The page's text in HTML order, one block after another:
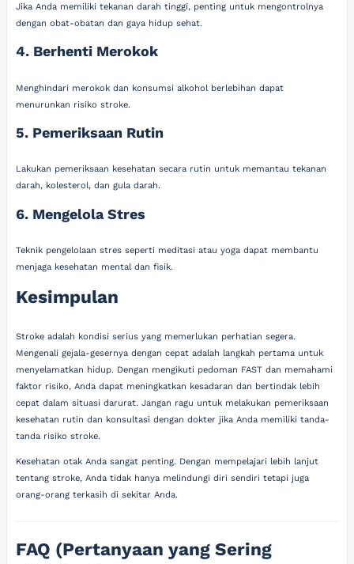
Jika Anda memiliki tekanan darah tinggi, penting untuk mengontrolnya
dengan obat-obatan dan gaya hidup sehat.
4. Berhenti Merokok
Menghindari merokok dan konsumsi alkohol berlebihan dapat
menurunkan risiko stroke.
5. Pemeriksaan Rutin
Lakukan pemeriksaan kesehatan secara rutin untuk memantau tekanan
darah, kolesterol, dan gula darah.
6. Mengelola Stres
Teknik pengelolaan stres seperti meditasi atau yoga dapat membantu
menjaga kesehatan mental dan fisik.
Kesimpulan
Stroke adalah kondisi serius yang memerlukan perhatian segera.
Mengenali gejala-gesernya dengan cepat adalah langkah pertama untuk
menyelamatkan hidup. Dengan mengikuti pedoman FAST dan memahami
faktor risiko, Anda dapat meningkatkan kesadaran dan bertindak lebih
cepat dalam situasi darurat. Jangan ragu untuk melakukan pemeriksaan
kesehatan rutin dan konsultasi dengan dokter jika Anda memiliki tanda-
tanda risiko stroke.
Kesehatan otak Anda sangat penting. Dengan mempelajari lebih lanjut
tentang stroke, Anda tidak hanya melindungi diri sendiri tetapi juga
orang-orang terkasih di sekitar Anda.
FAQ (Pertanyaan yang Sering